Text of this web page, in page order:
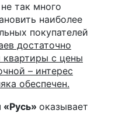
так много
наиболее
покупателей
достаточно
квартиры с цены
– интерес
обеспечен.
оказывает